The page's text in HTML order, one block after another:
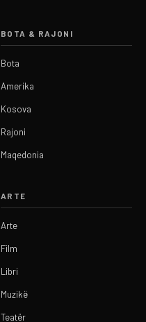
BOTA & RAJONI
Bota
Amerika
Kosova
Rajoni
Maqedonia
ARTE
Arte
Film
Libri
Muzikë
Teatër